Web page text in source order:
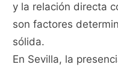
y la relación directa
son factores
sólida.
En Sevilla, la